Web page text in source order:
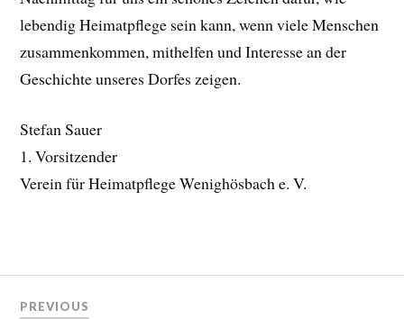
lebendig Heimatpflege sein kann, wenn viele Menschen
zusammenkommen, mithelfen und Interesse an der
Geschichte unseres Dorfes zeigen.
Stefan Sauer
1. Vorsitzender
Verein für Heimatpflege Wenighösbach e. V.
PREVIOUS